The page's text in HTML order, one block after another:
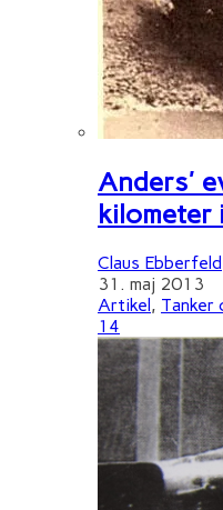
Anders'
kilometer
Claus Ebberfeld
31. maj 2013
Artikel ,
14